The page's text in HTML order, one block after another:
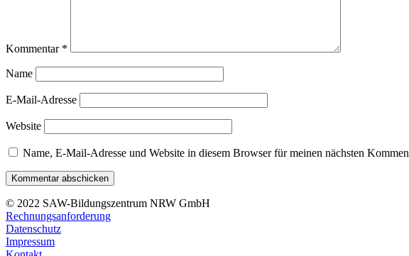
Kommentar *
Name
E-Mail-Adresse
Website
Name, E-Mail-Adresse und Website in diesem Browser für meinen nächsten
© 2022 SAW-Bildungszentrum NRW GmbH
Rechnungsanforderung
Datenschutz
Impressum